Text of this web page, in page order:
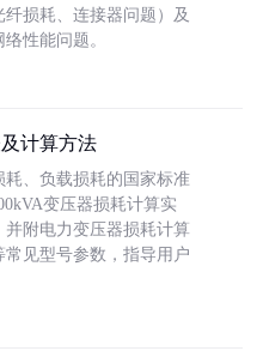
损耗、连接器问题）及
性能问题。
计算方法
、负载损耗的国家标准
变压器损耗计算实
附电力变压器损耗计算
常见型号参数，指导用户